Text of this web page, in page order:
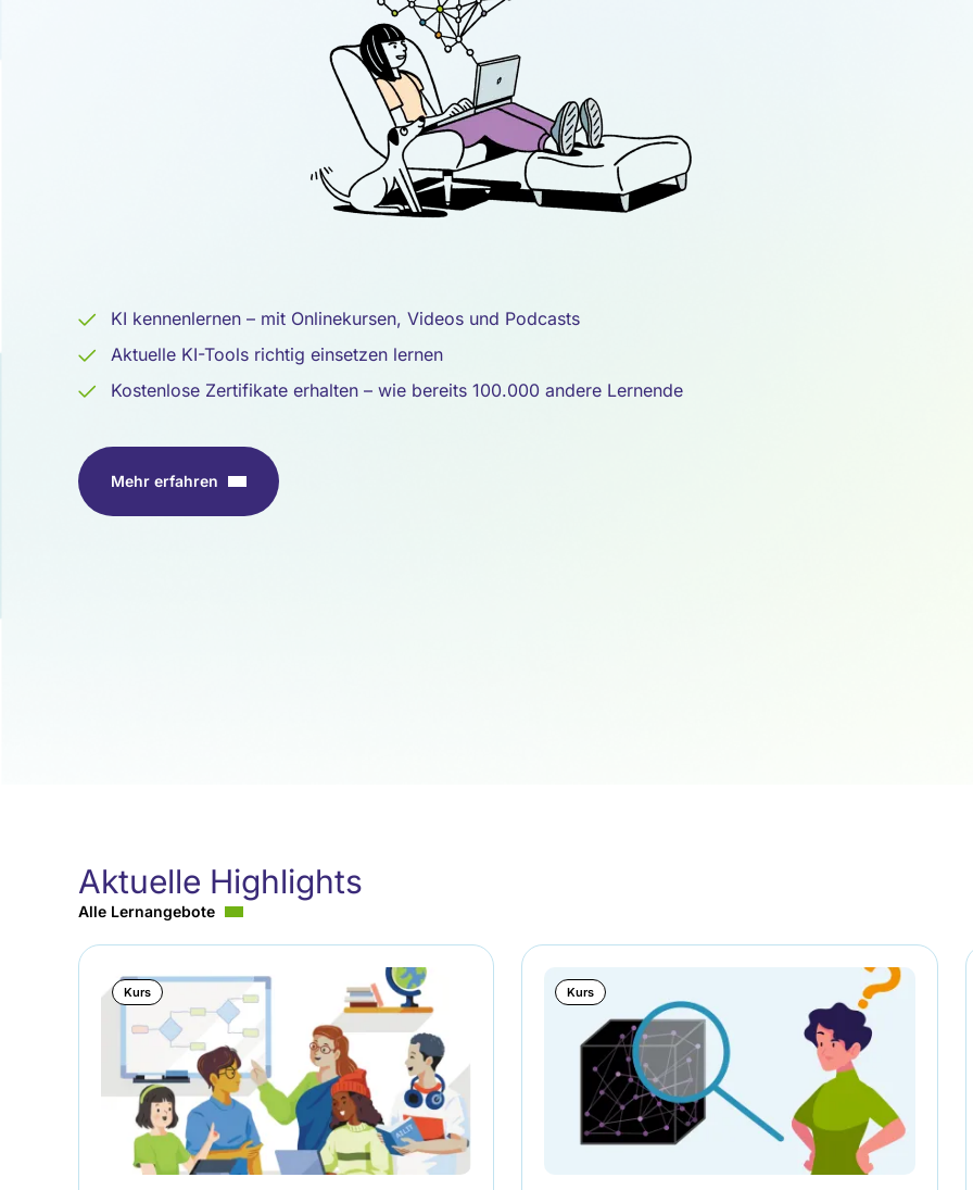
KI kennenlernen – mit Onlinekursen, Videos und Podcasts
Aktuelle KI-Tools richtig einsetzen lernen
Kostenlose Zertifikate erhalten – wie bereits 100.000 andere Lernende
Mehr erfahren
Aktuelle Highlights
Alle Lernangebote
Kurs Kurs